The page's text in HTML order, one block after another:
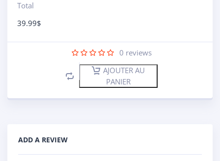
Total
39.99$
0 reviews
AJOUTER AU
PANIER
ADD A REVIEW